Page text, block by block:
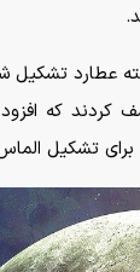
عطارد تشکیل
کردند که
تشکیل